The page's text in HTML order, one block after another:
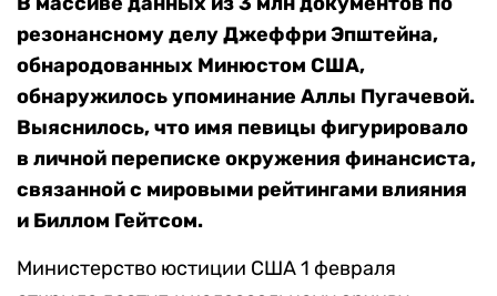
резонансному делу Джеффри Эпштейна,
обнародованных Минюстом США,
обнаружилось упоминание Аллы Пугачевой.
Выяснилось, что имя певицы фигурировало
в личной переписке окружения финансиста,
связанной с мировыми рейтингами влияния
и Биллом Гейтсом.
Министерство юстиции США 1 февраля